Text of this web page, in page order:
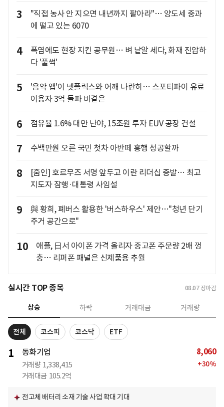
3
"직접 농사 안 지으면 내년까지 팔아라"… 양도세 중과
에 떨고 있는 6070
4
폭염에도 현장 지킨 공무원… 벼 낱알 세다, 화재 진압하
다 '풀썩'
5
'음악 앱'이 넷플릭스와 어깨 나란히… 스포티파이 유료
이용자 3억 돌파 비결은
6 점유율 1.6% 대만 난야, 15조원 투자 EUV 공장 건설
7 수백만원 오른 국민 첫차 아반떼 흥행 성공할까
8
[줌인] 호르무즈 서명 앞두고 이란 리더십 증발… 최고
지도자 잠행·대통령 사임설
9
與 황희, 폐버스 활용한 '버스하우스' 제안…"청년 단기
주거 공간으로"
10
애플, 日서 아이폰 가격 올리자 중고폰 주문량 2배 껑
충… 리퍼폰 패널은 신제품용 추월
실시간 TOP 종목 08.07 장마감
상승 하락 거래대금 거래량
전체 코스피 코스닥 ETF
1 동화기업
거래량 1,338,415
거래대금 105.2억
8,060
+30%
전고체 배터리 소재 기술 사업 확대 기대